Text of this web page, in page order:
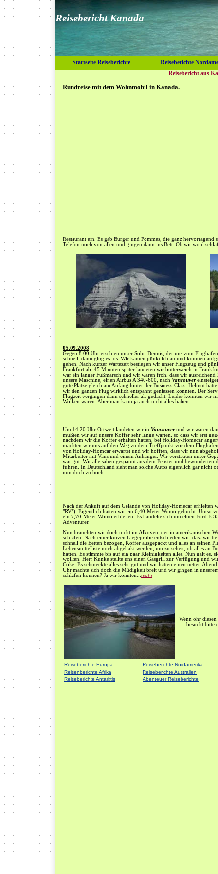
Reisebericht Kanada
Startseite Reiseberichte
Reiseberichte
Reisebericht aus
Rundreise mit dem Wohnmobil in Kanada.
Restaurant ein. Es gab Burger und Pommes, die ganz hervorragend
Telefon noch von allen und gingen dann ins Bett. Ob wir wohl
05.09.2008
Gegen 8.00 Uhr erschien unser Sohn Dennis, der uns zum
schnell, dann ging es los. Wir kamen pünktlich an und konnten
gehen. Nach kurzer Wartezeit bestiegen wir unser Flugzeug und
Frankfurt ab. 45 Minuten später landeten wir butterweich in
war ein langer Fußmarsch und wir waren froh, dass wir
unsere Maschine, einen Airbus A 340-600, nach Vancouver
gute Plätze gleich am Anfang hinter der Business-Class. Helmut
wir den ganzen Flug wirklich entspannt geniessen konnten. Der
Flugzeit vergingen dann schneller als gedacht. Leider konnten wir
Wolken waren. Aber man kann ja auch nicht alles haben.
Um 14.20 Uhr Ortszeit landeten wir in Vancouverund wir waren
mußten wir auf unsere Koffer sehr lange warten, so dass wir erst
nachdem wir die Koffer erhalten hatten, bei Holiday-Homecar
machten wir uns auf den Weg zu dem Treffpunkt vor dem
von Holiday-Homcar erwartet und wir hofften, dass wir nun
Mitarbeiter mit Vans und einem Anhänger. Wir verstauten unser
war gut. Wir alle sahen gespannt aus dem Fenster und
fuhren. In Deutschland sieht man solche Autos eigentlich gar nicht
nun doch zu hoch.
Nach der Ankuft auf dem Gelände von Holiday-Homecar erhielten
"RV"). Eigentlich hatten wir ein 6,40-Meter Womo gebucht. Umso
ein 7,70-Meter Womo erhielten. Es handelte sich um einen Ford E
Adventurer.
Nun brauchten wir doch nicht im Alkoven, der in amerikanischen
schlafen. Nach einer kurzen Liegeprobe entschieden wir, dass wir
schnell die Betten bezogen, Koffer ausgepackt und alles an seinen
Lebensmittelliste noch abgehakt werden, um zu sehen, ob alles an
hatten. Es stimmte bis auf ein paar Kleinigkeiten alles. Nun galt es,
wollten. Herr Kunke stellte uns einen Gasgrill zur Verfügung und
Coke. Es schmeckte alles sehr gut und wir hatten einen netten
Uhr machte sich doch die Müdigkeit breit und wir gingen in
schlafen können? Ja wir konnten...mehr
Wenn ohr
besucht bitte
Reiseberichte Europa
Reiseberichte Nordamerika
Reisenberichte Afrika
Reiseberichte Australien
Reiseberichte Antarktis
Abenteuer Reiseberichte